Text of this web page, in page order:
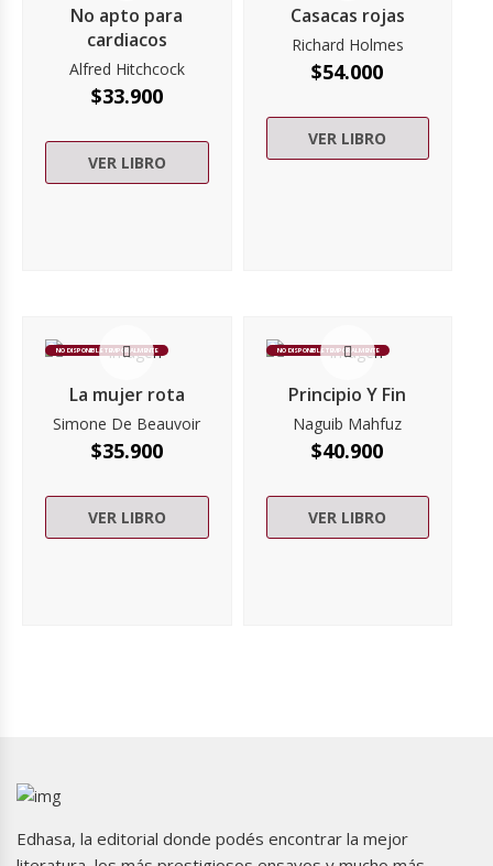
No apto para
cardiacos
Alfred Hitchcock
$33.900
VER LIBRO
Casacas rojas
Richard Holmes
$54.000
VER LIBRO
NO DISPONIBLE TEMPORALMENTE
La mujer rota
Simone De Beauvoir
$35.900
VER LIBRO
NO DISPONIBLE TEMPORALMENTE
Principio Y Fin
Naguib Mahfuz
$40.900
VER LIBRO
Edhasa, la editorial donde podés encontrar la mejor